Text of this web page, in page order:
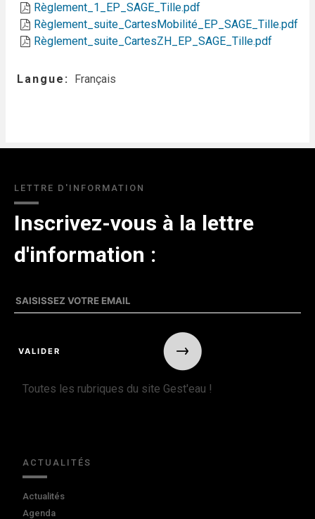
Règlement_1_EP_SAGE_Tille.pdf
Règlement_suite_CartesMobilité_EP_SAGE_Tille.pdf
Règlement_suite_CartesZH_EP_SAGE_Tille.pdf
Langue Français
LETTRE D'INFORMATION
Inscrivez-vous à la lettre
d'information :
Toutes les rubriques du site Gest'eau !
ACTUALITÉS
Actualités
Agenda